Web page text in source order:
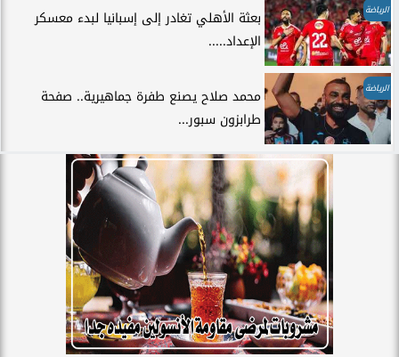
الرياضة
بعثة الأهلي تغادر إلى إسبانيا لبدء معسكر
الإعداد.....
الرياضة
محمد صلاح يصنع طفرة جماهيرية.. صفحة
طرابزون سبور...